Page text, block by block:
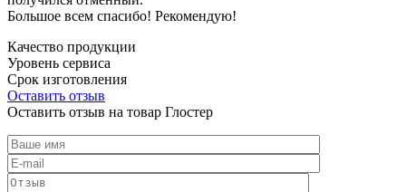
Большое всем спасибо! Рекомендую!
Качество продукции
Уровень сервиса
Срок изготовления
Оставить отзыв
Оставить отзыв на товар Глостер